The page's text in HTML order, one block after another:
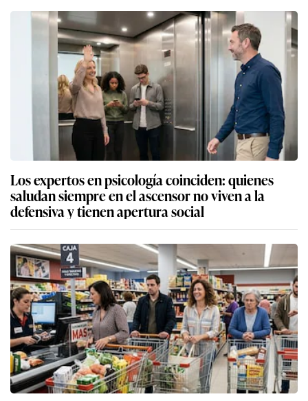
Los expertos en psicología coinciden: quienes
saludan siempre en el ascensor no viven a la
defensiva y tienen apertura social